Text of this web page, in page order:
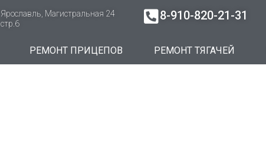
Ярославль, Магистральная 24
стр.6
8-910-820-21-31
РЕМОНТ ПРИЦЕПОВ РЕМОНТ ТЯГАЧЕЙ